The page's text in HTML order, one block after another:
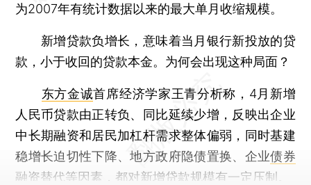
为2007年有统计数据以来的最大单月收缩规模。
新增贷款负增长，意味着当月银行新投放的贷
款，小于收回的贷款本金。为何会出现这种局面？
东方金诚首席经济学家王青分析称，4月新增
人民币贷款由正转负、同比延续少增，反映出企业
中长期融资和居民加杠杆需求整体偏弱，同时基建
稳增长迫切性下降、地方政府隐债置换、企业债券
融资替代等因素，都对新增贷款规模有一定压制。